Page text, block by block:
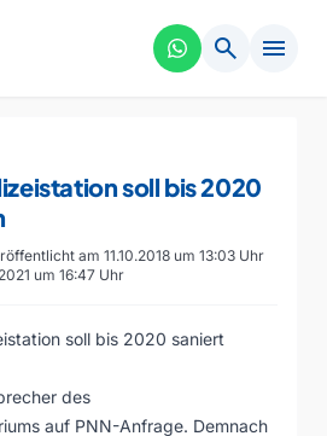
search menu
soll bis 2020
am 11.10.2018 um 13:03 Uhr
um 16:47 Uhr
soll bis 2020 saniert
des
auf PNN-Anfrage. Demnach